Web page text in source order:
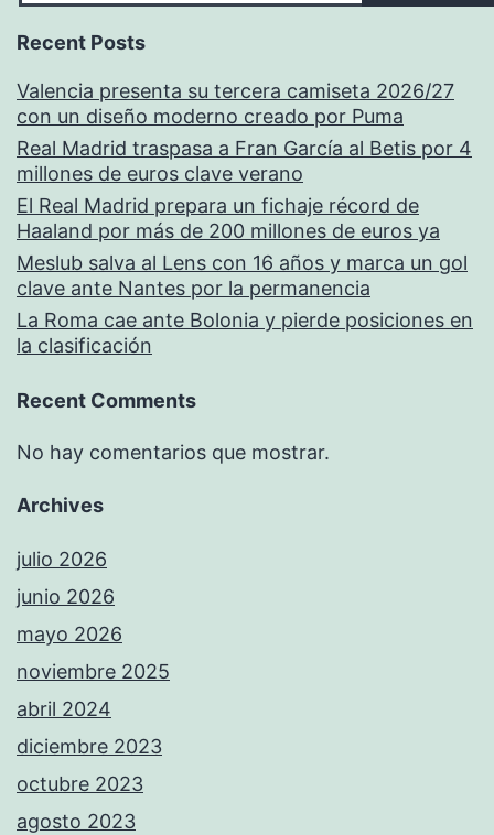
Recent Posts
Valencia presenta su tercera camiseta 2026/27
con un diseño moderno creado por Puma
Real Madrid traspasa a Fran García al Betis por 4
millones de euros clave verano
El Real Madrid prepara un fichaje récord de
Haaland por más de 200 millones de euros ya
Meslub salva al Lens con 16 años y marca un gol
clave ante Nantes por la permanencia
La Roma cae ante Bolonia y pierde posiciones en
la clasificación
Recent Comments
No hay comentarios que mostrar.
Archives
julio 2026
junio 2026
mayo 2026
noviembre 2025
abril 2024
diciembre 2023
octubre 2023
agosto 2023